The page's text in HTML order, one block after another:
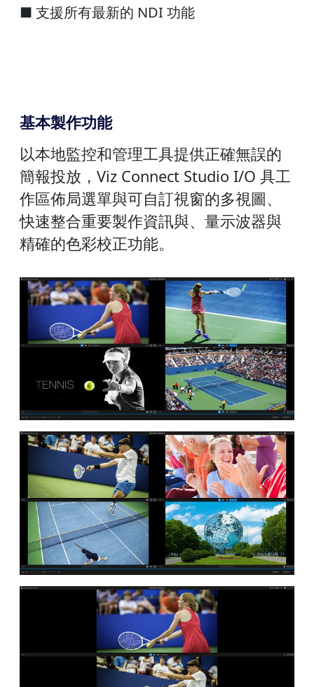
■ 支援所有最新的 NDI 功能
基本製作功能
以本地監控和管理工具提供正確無誤的
簡報投放，Viz Connect Studio I/O 具工
作區佈局選單與可自訂視窗的多視圖、
快速整合重要製作資訊與、量示波器與
精確的色彩校正功能。